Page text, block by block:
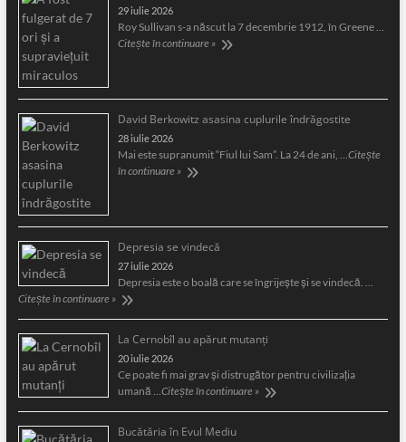
29 iulie 2026
Roy Sullivan s-a născut la 7 decembrie 1912, în Greene …
Citește în continuare »
David Berkowitz asasina cuplurile îndrăgostite
28 iulie 2026
Mai este supranumit “Fiul lui Sam”. La 24 de ani, …Citește
în continuare »
Depresia se vindecă
27 iulie 2026
Depresia este o boală care se îngrijeşte şi se vindecă. …
Citește în continuare »
La Cernobîl au apărut mutanți
20 iulie 2026
Ce poate fi mai grav și distrugător pentru civilizația
umană …Citește în continuare »
Bucătăria în Evul Mediu